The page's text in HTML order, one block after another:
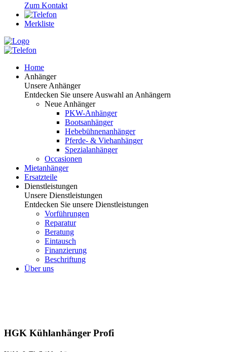
Zum Kontakt
Merkliste
Home
Anhänger
Unsere Anhänger
Entdecken Sie unsere Auswahl an Anhängern
Neue Anhänger
PKW-Anhänger
Bootsanhänger
Hebebühnenanhänger
Pferde- & Viehanhänger
Spezialanhänger
Occasionen
Mietanhänger
Ersatzteile
Dienstleistungen
Unsere Dienstleistungen
Entdecken Sie unsere Dienstleistungen
Vorführungen
Reparatur
Beratung
Eintausch
Finanzierung
Beschriftung
Über uns
HGK Kühlanhänger Profi